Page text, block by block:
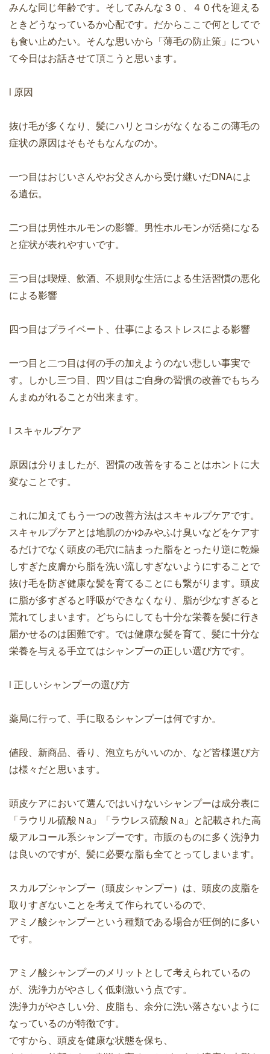
みんな同じ年齢です。そしてみんな３０、４０代を迎える
ときどうなっているか心配です。だからここで何としてで
も食い止めたい。そんな思いから「薄毛の防止策」につい
て今日はお話させて頂こうと思います。
l 原因
抜け毛が多くなり、髪にハリとコシがなくなるこの薄毛の
症状の原因はそもそもなんなのか。
一つ目はおじいさんやお父さんから受け継いだDNAによ
る遺伝。
二つ目は男性ホルモンの影響。男性ホルモンが活発になる
と症状が表れやすいです。
三つ目は喫煙、飲酒、不規則な生活による生活習慣の悪化
による影響
四つ目はプライベート、仕事によるストレスによる影響
一つ目と二つ目は何の手の加えようのない悲しい事実で
す。しかし三つ目、四ツ目はご自身の習慣の改善でもちろ
んまぬがれることが出来ます。
l スキャルプケア
原因は分りましたが、習慣の改善をすることはホントに大
変なことです。
これに加えてもう一つの改善方法はスキャルプケアです。
スキャルプケアとは地肌のかゆみやふけ臭いなどをケアす
るだけでなく頭皮の毛穴に詰まった脂をとったり逆に乾燥
しすぎた皮膚から脂を洗い流しすぎないようにすることで
抜け毛を防ぎ健康な髪を育てることにも繋がります。頭皮
に脂が多すぎると呼吸ができなくなり、脂が少なすぎると
荒れてしまいます。どちらにしても十分な栄養を髪に行き
届かせるのは困難です。では健康な髪を育て、髪に十分な
栄養を与える手立てはシャンプーの正しい選び方です。
l 正しいシャンプーの選び方
薬局に行って、手に取るシャンプーは何ですか。
値段、新商品、香り、泡立ちがいいのか、など皆様選び方
は様々だと思います。
頭皮ケアにおいて選んではいけないシャンプーは成分表に
「ラウリル硫酸Ｎa」「ラウレス硫酸Ｎa」と記載された高
級アルコール系シャンプーです。市販のものに多く洗浄力
は良いのですが、髪に必要な脂も全てとってしまいます。
スカルプシャンプー（頭皮シャンプー）は、頭皮の皮脂を
取りすぎないことを考えて作られているので、
アミノ酸シャンプーという種類である場合が圧倒的に多い
です。
アミノ酸シャンプーのメリットとして考えられているの
が、洗浄力がやさしく低刺激いう点です。
洗浄力がやさしい分、皮脂も、余分に洗い落さないように
なっているのが特徴です。
ですから、頭皮を健康な状態を保ち、